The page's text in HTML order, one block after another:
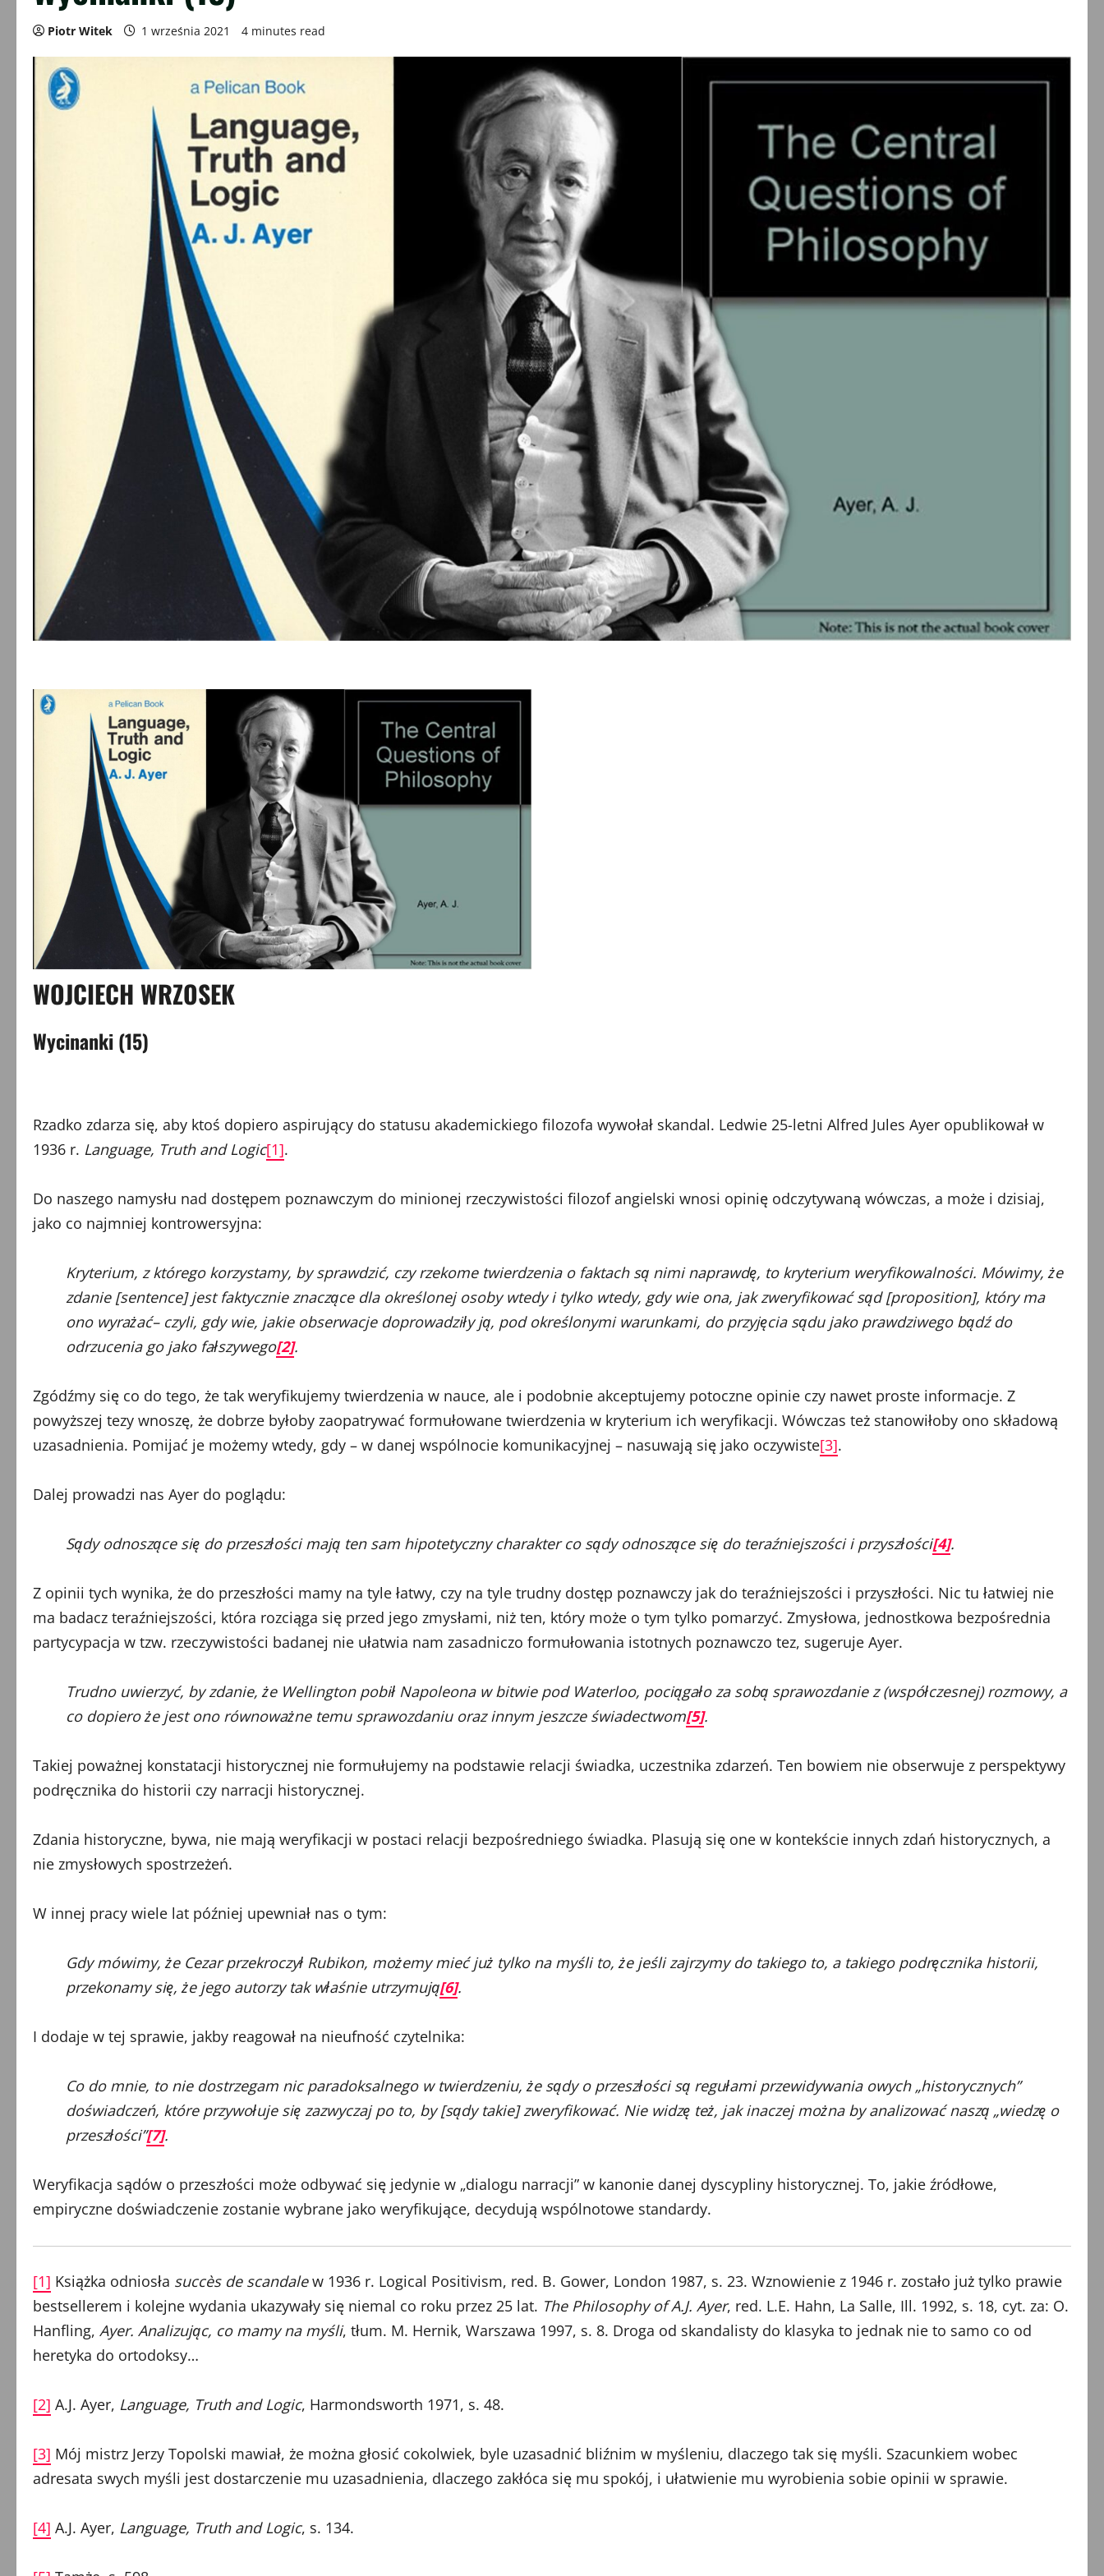
Piotr Witek 1 września 2021 4 minutes read
WOJCIECH WRZOSEK
Wycinanki (15)
Rzadko zdarza się, aby ktoś dopiero aspirujący do statusu akademickiego filozofa wywołał skandal. Ledwie 25-letni Alfred Jules Ayer opublikował w
1936 r. Language, Truth and Logic[1].
Do naszego namysłu nad dostępem poznawczym do minionej rzeczywistości filozof angielski wnosi opinię odczytywaną wówczas, a może i dzisiaj,
jako co najmniej kontrowersyjna:
Kryterium, z którego korzystamy, by sprawdzić, czy rzekome twierdzenia o faktach są nimi naprawdę, to kryterium weryfikowalności. Mówimy, że
zdanie [sentence] jest faktycznie znaczące dla określonej osoby wtedy i tylko wtedy, gdy wie ona, jak zweryfikować sąd [proposition], który ma
ono wyrażać– czyli, gdy wie, jakie obserwacje doprowadziły ją, pod określonymi warunkami, do przyjęcia sądu jako prawdziwego bądź do
odrzucenia go jako fałszywego[2].
Zgódźmy się co do tego, że tak weryfikujemy twierdzenia w nauce, ale i podobnie akceptujemy potoczne opinie czy nawet proste informacje. Z
powyższej tezy wnoszę, że dobrze byłoby zaopatrywać formułowane twierdzenia w kryterium ich weryfikacji. Wówczas też stanowiłoby ono składową
uzasadnienia. Pomijać je możemy wtedy, gdy – w danej wspólnocie komunikacyjnej – nasuwają się jako oczywiste[3].
Dalej prowadzi nas Ayer do poglądu:
Sądy odnoszące się do przeszłości mają ten sam hipotetyczny charakter co sądy odnoszące się do teraźniejszości i przyszłości[4].
Z opinii tych wynika, że do przeszłości mamy na tyle łatwy, czy na tyle trudny dostęp poznawczy jak do teraźniejszości i przyszłości. Nic tu łatwiej nie
ma badacz teraźniejszości, która rozciąga się przed jego zmysłami, niż ten, który może o tym tylko pomarzyć. Zmysłowa, jednostkowa bezpośrednia
partycypacja w tzw. rzeczywistości badanej nie ułatwia nam zasadniczo formułowania istotnych poznawczo tez, sugeruje Ayer.
Trudno uwierzyć, by zdanie, że Wellington pobił Napoleona w bitwie pod Waterloo, pociągało za sobą sprawozdanie z (współczesnej) rozmowy, a
co dopiero że jest ono równoważne temu sprawozdaniu oraz innym jeszcze świadectwom[5].
Takiej poważnej konstatacji historycznej nie formułujemy na podstawie relacji świadka, uczestnika zdarzeń. Ten bowiem nie obserwuje z perspektywy
podręcznika do historii czy narracji historycznej.
Zdania historyczne, bywa, nie mają weryfikacji w postaci relacji bezpośredniego świadka. Plasują się one w kontekście innych zdań historycznych, a
nie zmysłowych spostrzeżeń.
W innej pracy wiele lat później upewniał nas o tym:
Gdy mówimy, że Cezar przekroczył Rubikon, możemy mieć już tylko na myśli to, że jeśli zajrzymy do takiego to, a takiego podręcznika historii,
przekonamy się, że jego autorzy tak właśnie utrzymują[6].
I dodaje w tej sprawie, jakby reagował na nieufność czytelnika:
Co do mnie, to nie dostrzegam nic paradoksalnego w twierdzeniu, że sądy o przeszłości są regułami przewidywania owych „historycznych”
doświadczeń, które przywołuje się zazwyczaj po to, by [sądy takie] zweryfikować. Nie widzę też, jak inaczej można by analizować naszą „wiedzę o
przeszłości”[7].
Weryfikacja sądów o przeszłości może odbywać się jedynie w „dialogu narracji” w kanonie danej dyscypliny historycznej. To, jakie źródłowe,
empiryczne doświadczenie zostanie wybrane jako weryfikujące, decydują wspólnotowe standardy.
[1] Książka odniosła succès de scandalew 1936 r. Logical Positivism, red. B. Gower, London 1987, s. 23. Wznowienie z 1946 r. zostało już tylko prawie
bestsellerem i kolejne wydania ukazywały się niemal co roku przez 25 lat. The Philosophy of A.J. Ayer, red. L.E. Hahn, La Salle, Ill. 1992, s. 18, cyt. za: O.
Hanfling, Ayer. Analizując, co mamy na myśli, tłum. M. Hernik, Warszawa 1997, s. 8. Droga od skandalisty do klasyka to jednak nie to samo co od
heretyka do ortodoksy…
[2] A.J. Ayer, Language, Truth and Logic, Harmondsworth 1971, s. 48.
[3] Mój mistrz Jerzy Topolski mawiał, że można głosić cokolwiek, byle uzasadnić bliźnim w myśleniu, dlaczego tak się myśli. Szacunkiem wobec
adresata swych myśli jest dostarczenie mu uzasadnienia, dlaczego zakłóca się mu spokój, i ułatwienie mu wyrobienia sobie opinii w sprawie.
[4] A.J. Ayer, Language, Truth and Logic, s. 134.